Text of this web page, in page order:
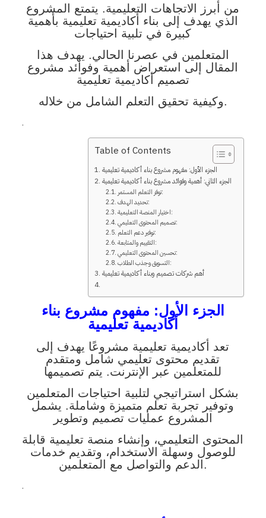
من أبرز الاتجاهات التعليمية. يتمتع المشروع
الذي يهدف إلى بناء أكاديمية تعليمية بأهمية
كبيرة في تلبية احتياجات
المتعلمين في عصرنا الحالي. يهدف هذا
المقال إلى استعراض أهمية وفوائد مشروع
تصميم أكاديمية تعليمية
وكيفية تحقيق التعلم الشامل من خلاله.
.
Table of Contents
الجزء الأول: مفهوم مشروع بناء أكاديمية تعليمية
الجزء الثاني: أهمية وفوائد مشروع بناء أكاديمية تعليمية
توفر التعلم المستمر:
تحديد الهدف:
اختيار المنصة التعليمية:
تصميم المحتوى التعليمي:
توفير دعم التعلم:
التقييم والمتابعة:
تحسين المحتوى التعليمي:
التسويق وجذب الطلاب:
أهم شركات تصميم وبناء أكاديمية تعليمية
الجزء الأول: مفهوم مشروع بناء
أكاديمية تعليمية
تعد أكاديمية تعليمية مشروعًا يهدف إلى
تقديم محتوى تعليمي شامل ومتقدم
للمتعلمين عبر الإنترنت. يتم تصميمها
بشكل استراتيجي لتلبية احتياجات المتعلمين
وتوفير تجربة تعلم متميزة وشاملة. يشمل
المشروع عمليات تصميم وتطوير
المحتوى التعليمي، وإنشاء منصة تعليمية قابلة
للوصول وسهلة الاستخدام، وتقديم خدمات
الدعم والتواصل مع المتعلمين.
.